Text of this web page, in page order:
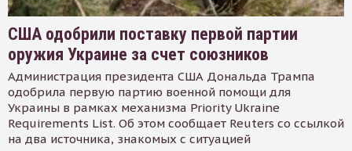
США одобрили поставку первой партии
оружия Украине за счет союзников
Администрация президента США Дональда Трампа
одобрила первую партию военной помощи для
Украины в рамках механизма Priority Ukraine
Requirements List. Об этом сообщает Reuters со ссылкой
на два источника, знакомых с ситуацией